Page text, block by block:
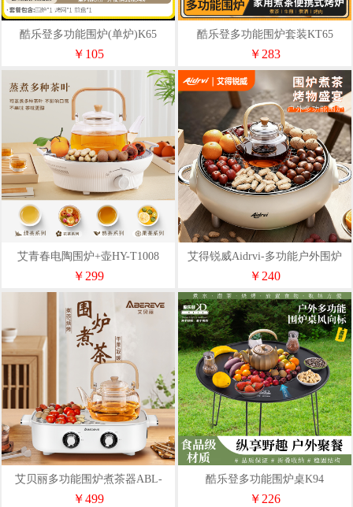
酷乐登多功能围炉(单炉)K65
￥105
酷乐登多功能围炉套装KT65
￥283
艾青春电陶围炉+壶HY-T1008
￥299
艾得锐威Aidrvi-多功能户外围炉
（套装）ADR-2300
￥240
艾贝丽多功能围炉煮茶器ABL-
WL808
￥499
酷乐登多功能围炉桌K94
￥226